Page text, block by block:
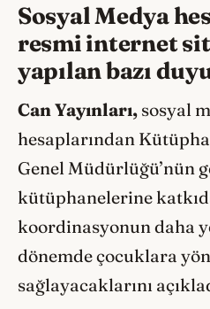
Sosyal Medya
resmi internet
yapılan bazı
Can Yayınları, sosyal
hesaplarından
Genel Müdürlüğü’nün
kütüphanelerine
koordinasyonun daha
dönemde çocuklara
sağlayacaklarını